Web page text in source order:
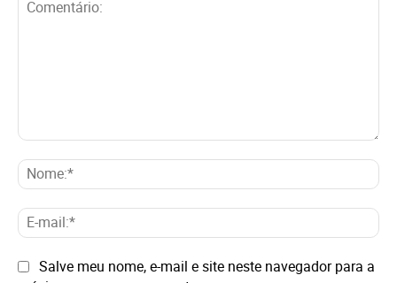
E-
Site: Salve meu nome, e-mail e site neste navegador para a